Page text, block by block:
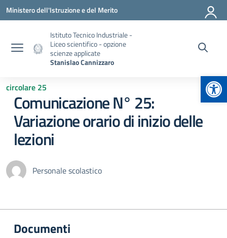
Vai ai contenuti
Vai al menu di navigazione
Vai al footer
Ministero dell'Istruzione e del Merito
Istituto Tecnico Industriale -
Liceo scientifico - opzione
scienze applicate
Stanislao Cannizzaro
circolare 25
Comunicazione N° 25:
Variazione orario di inizio delle
lezioni
Personale scolastico
Documenti